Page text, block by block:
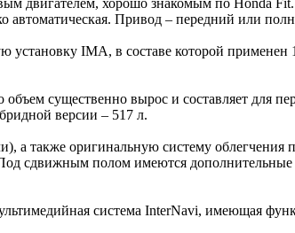
двигателем, хорошо знакомым по Honda
автоматическая. Привод – передний или
IMA, в составе которой
существенно вырос и составляет для
версии – 517 л.
также оригинальную систему облегчения
сдвижным полом имеются
система InterNavi, имеющая